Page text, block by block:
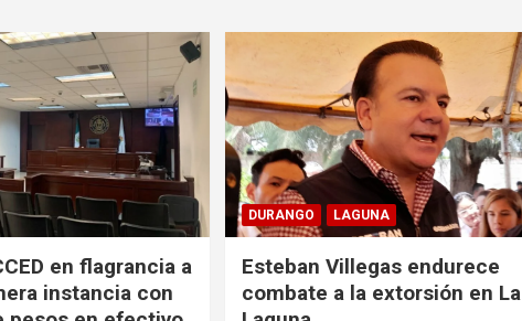
en flagrancia a
instancia con
DURANGO LAGUNA
Esteban Villegas endurece
combate a la extorsión en La